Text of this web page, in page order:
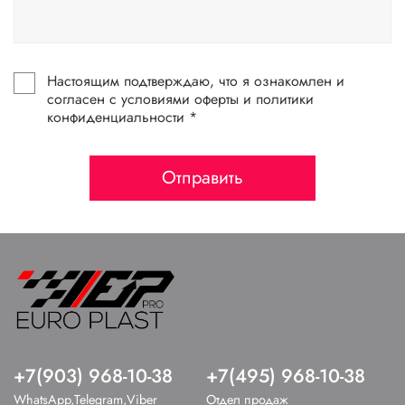
Настоящим подтверждаю, что я ознакомлен и
согласен с условиями оферты и политики
конфиденциальности *
Отправить
+7(903) 968-10-38
WhatsApp,Telegram,Viber
+7(495) 968-10-38
Отдел продаж